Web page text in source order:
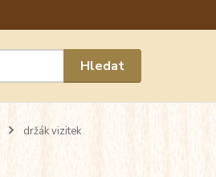
Hledat
držák vizitek